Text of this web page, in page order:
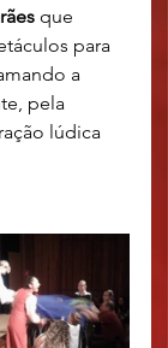
que
para
a
pela
lúdica